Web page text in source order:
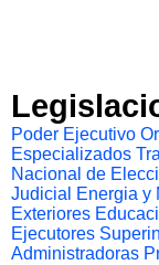
Poder Ejecutivo
Especializados
Nacional de
Judicial
Energia y
Exteriores
Ejecutores
Administradoras